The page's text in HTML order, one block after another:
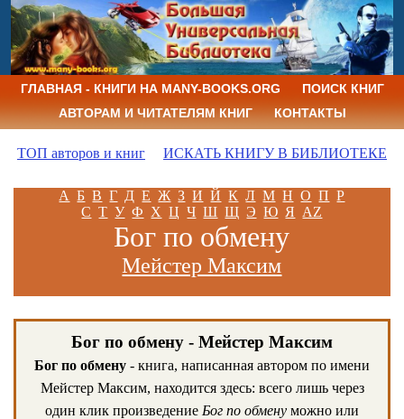
ГЛАВНАЯ - КНИГИ НА MANY-BOOKS.ORG
ПОИСК КНИГ
АВТОРАМ И ЧИТАТЕЛЯМ КНИГ
КОНТАКТЫ
ТОП авторов и книг ИСКАТЬ КНИГУ В БИБЛИОТЕКЕ
А Б В Г Д Е Ж З И Й К Л М Н О П Р
С Т У Ф Х Ц Ч Ш Щ Э Ю Я AZ
Бог по обмену
Мейстер Максим
Бог по обмену - Мейстер Максим
Бог по обмену - книга, написанная автором по имени
Мейстер Максим, находится здесь: всего лишь через
один клик произведение Бог по обмену можно или